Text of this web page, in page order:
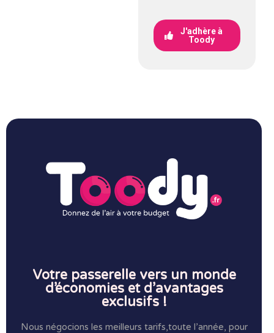
J'adhère à
Toody
Votre passerelle vers un monde
d’économies et d’avantages
exclusifs !
Nous négocions les meilleurs tarifs,toute l’année, pour